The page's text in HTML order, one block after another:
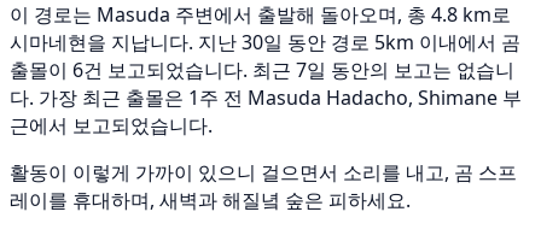
이 경로는 Masuda 주변에서 출발해 돌아오며, 총 4.8 km로
시마네현을 지납니다. 지난 30일 동안 경로 5km 이내에서 곰
출몰이 6건 보고되었습니다. 최근 7일 동안의 보고는 없습니
다. 가장 최근 출몰은 1주 전 Masuda Hadacho, Shimane 부
근에서 보고되었습니다.
활동이 이렇게 가까이 있으니 걸으면서 소리를 내고, 곰 스프
레이를 휴대하며, 새벽과 해질녘 숲은 피하세요.